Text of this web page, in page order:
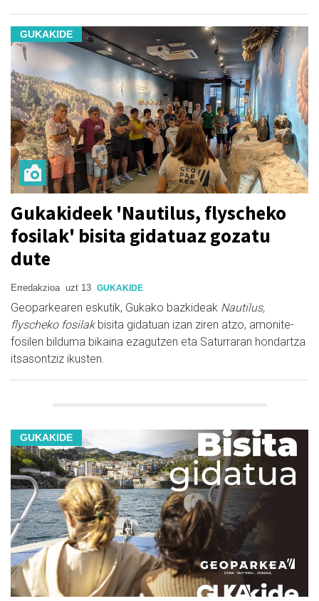
GUKAKIDE
Gukakideek 'Nautilus, flyscheko
fosilak' bisita gidatuaz gozatu
dute
Erredakzioa uzt 13 GUKAKIDE
Geoparkearen eskutik, Gukako bazkideak Nautilus,
flyscheko fosilakbisita gidatuan izan ziren atzo, amonite-
fosilen bilduma bikaina ezagutzen eta Saturraran hondartza
itsasontziz ikusten.
GUKAKIDE